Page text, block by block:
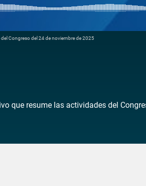
Congreso del 24 de noviembre de 2025
que resume las actividades del